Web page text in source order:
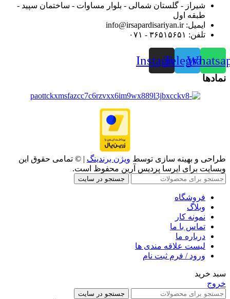
شیراز - گلستان شمالی - بلوار مساوات - ساختمان سپید -
طبقه اول
ایمیل: info@irsapardisariyan.ir
تلفن: ۳۶۵۱۵۶۵۱ - ۰۷۱
Telegram
Instagram
نمادها
طراحی و بهینه سازی توسط ویژن برندینگ | © تمامی حقوق این
وبسایت برای ایرسا پردیس آرین محفوظ است.
جستجو در سایت
فروشگاه
وبلاگ
نمونه کار
تماس با ما
درباره ما
لیست علاقه مندی ها
ورود / فرم ثبت نام
سبد خرید
خروج
جستجو در سایت